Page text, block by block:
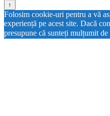
↑
Folosim cookie-uri pentru a vă
experiență pe acest site. Dacă
presupune că sunteți mulțumit de